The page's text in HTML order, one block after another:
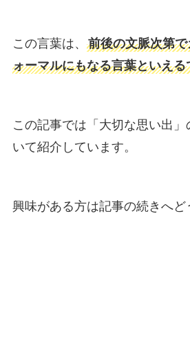
この言葉は、 前後の文脈次第
ォーマルにもなる言葉といえる
この記事では「大切な思い出
いて紹介しています。
興味がある方は記事の続きへど